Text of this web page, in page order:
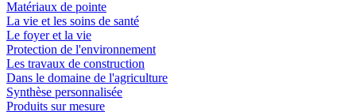
Matériaux de pointe
La vie et les soins de santé
Le foyer et la vie
Protection de l'environnement
Les travaux de construction
Dans le domaine de l'agriculture
Synthèse personnalisée
Produits sur mesure